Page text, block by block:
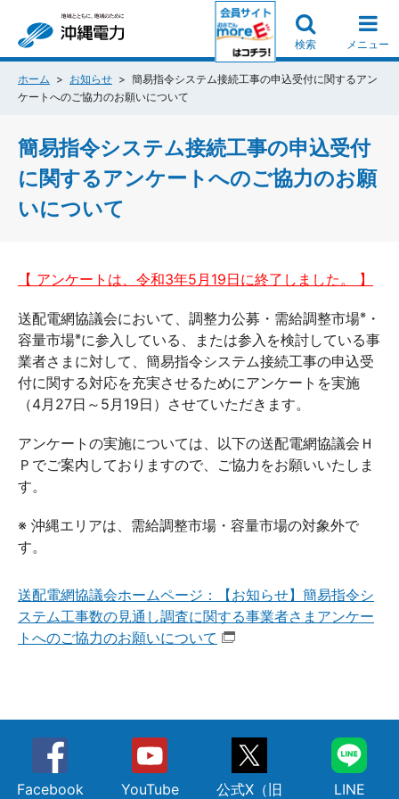
検索 メニュー
ホーム お知らせ
簡易指令システム接続工事の申込受付に関するアン
ケートへのご協力のお願いについて
簡易指令システム接続工事の申込受付
に関するアンケートへのご協力のお願
いについて
【 アンケートは、令和3年5月19日に終了しました。 】
送配電網協議会において、調整力公募・需給調整市場※ ・
容量市場※に参入している、または参入を検討している事
業者さまに対して、簡易指令システム接続工事の申込受
付に関する対応を充実させるためにアンケートを実施
（4月27日～5月19日）させていただきます。
アンケートの実施については、以下の送配電網協議会Ｈ
Ｐでご案内しておりますので、ご協力をお願いいたしま
す。
※ 沖縄エリアは、需給調整市場・容量市場の対象外で
す。
送配電網協議会ホームページ：【お知らせ】簡易指令シ
ステム工事数の見通し調査に関する事業者さまアンケー
トへのご協力のお願いについて
Facebook YouTube 公式X（旧 LINE